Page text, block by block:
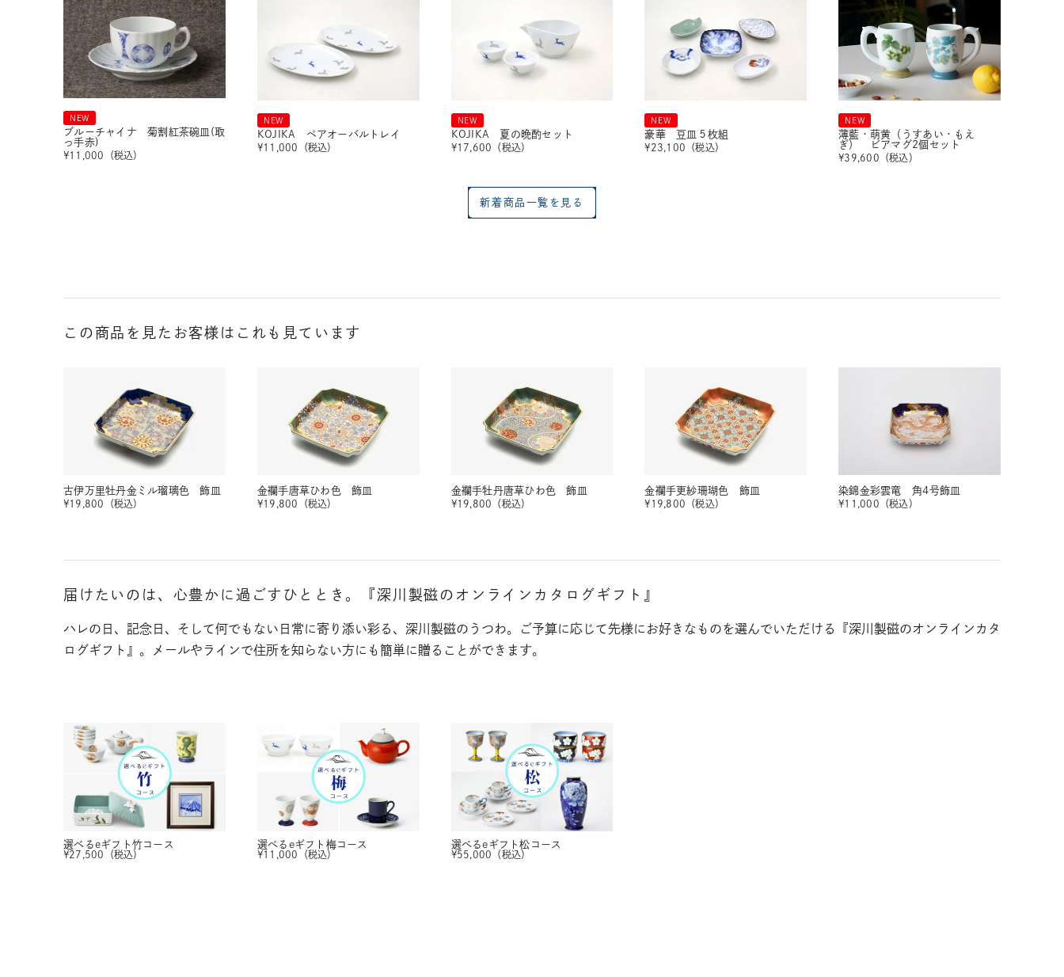
NEW
ブルーチャイナ 菊割紅茶碗皿(取
っ手赤)
¥11,000 （税込）
NEW
KOJIKA ペアオーバルトレイ
¥11,000 （税込）
NEW
KOJIKA 夏の晩酌セット
¥17,600 （税込）
NEW
豪華 豆皿５枚組
¥23,100 （税込）
NEW
薄藍・萌黄（うすあい・もえ
ぎ） ビアマグ2個セット
¥39,600 （税込）
新着商品一覧を見る
この商品を見たお客様はこれも見ています
古伊万里牡丹金ミル瑠璃色 飾皿
¥19,800 （税込）
金襴手唐草ひわ色 飾皿
¥19,800 （税込）
金襴手牡丹唐草ひわ色 飾皿
¥19,800 （税込）
金襴手更紗珊瑚色 飾皿
¥ 19,800 （税込）
染錦金彩雲竜 角4号飾皿
¥11,000 （税込）
届けたいのは、心豊かに過ごすひととき。 『深川製磁のオンラインカタログギフト』
ハレの日、記念日、そして何でもない日常に寄り添い彩る、深川製磁のうつわ。ご予算に応じて先様にお好きなものを選んでいただける『深川製磁のオンラインカタ
ログギフト』。メールやラインで住所を知らない方にも簡単に贈ることができます。
選べるeギフト 竹コース
¥27,500 （税込）
選べるeギフト 梅コース
¥11,000 （税込）
選べるeギフト松コース
¥55,000 （税込）